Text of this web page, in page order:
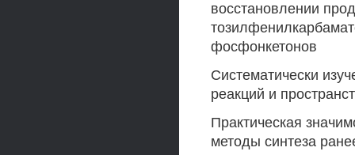
восстановлении
фосфонкетонов
Систематически
реакций и
Практическая
методы синтеза